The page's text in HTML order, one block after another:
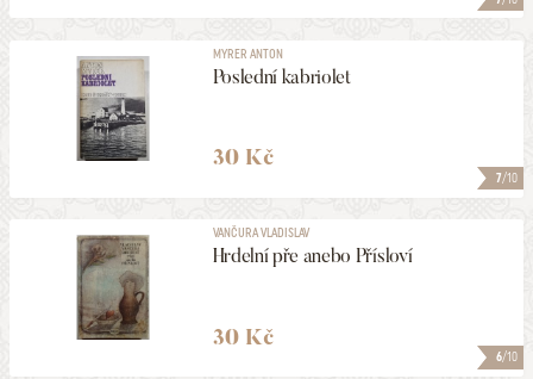
7/10
MYRER ANTON
Poslední kabriolet
30 Kč
6/10
VANČURA VLADISLAV
Hrdelní pře anebo Přísloví
30 Kč